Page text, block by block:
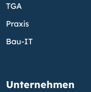
TGA
Praxis
Bau-IT
Unternehmen